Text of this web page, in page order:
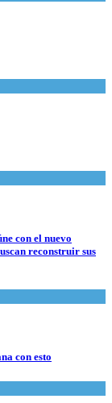
con el nuevo
reconstruir sus
con esto